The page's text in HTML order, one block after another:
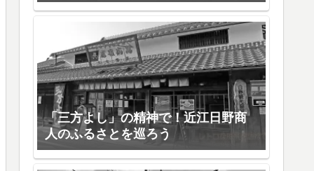
「三方よし」の精神で！近江日野商
人のふるさとを巡ろう